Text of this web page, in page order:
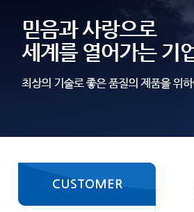
CUSTOMER